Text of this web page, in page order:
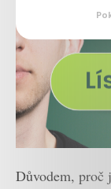
Důvodem, proč